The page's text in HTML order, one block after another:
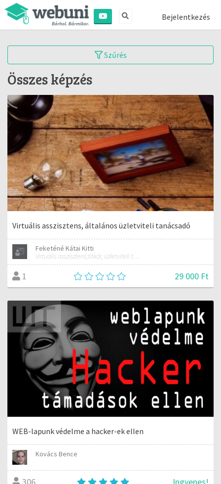
Bejelentkezés
Szűrés
Összes képzés
Virtuális asszisztens, általános üzletviteli tanácsadó
Feketéné Kátai Kitti
Virtuális asszisztens,titkár, üzletviteli tanácsadó
1 29 000 Ft
WEB-lapunk védelme a hacker-ek ellen
Kovács Bence
Ingyenes!